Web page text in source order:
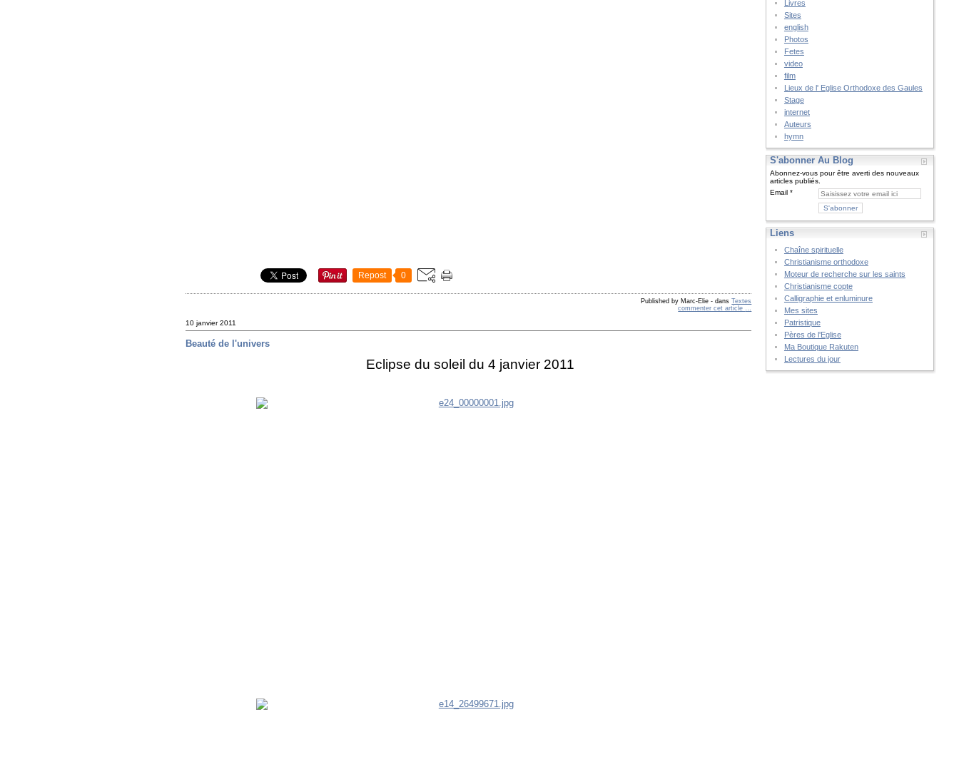
Repost 0
Published by Marc-Elie - dansTextes
commenter cet article
10 janvier 2011
Beauté de l'univers
Eclipse du soleil du 4 janvier 2011
Livres
Sites
english
Photos
Fetes
video
film
Lieux de l' Eglise Orthodoxe des Gaules
Stage
internet
Auteurs
hymn
S'abonner Au Blog
Abonnez-vous pour être averti des nouveaux
articles publiés.
Email
Liens
Chaîne spirituelle
Christianisme orthodoxe
Moteur de recherche sur les saints
Christianisme copte
Calligraphie et enluminure
Mes sites
Patristique
Pères de l'Eglise
Ma Boutique Rakuten
Lectures du jour